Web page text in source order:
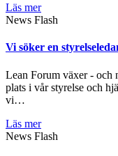
Läs mer
News Flash
Vi söker en
Lean Forum växer -
plats i vår styrelse och
vi…
Läs mer
News Flash